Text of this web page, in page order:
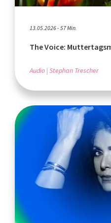
13.05.2026 - 57 Min.
The Voice:
Audio Stephan Trescher